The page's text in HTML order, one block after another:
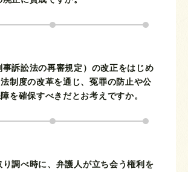
訴訟法の再審規定）の改正をはじめ
制度の改革を通じ、冤罪の防止や公
を確保すべきだとお考えですか。
調べ時に、弁護人が立ち会う権利を